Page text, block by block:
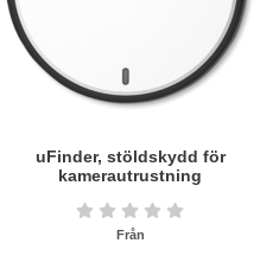
uFinder, stöldskydd för
kamerautrustning
Art. nr6054 Betyg: 0 stjärnor
Från